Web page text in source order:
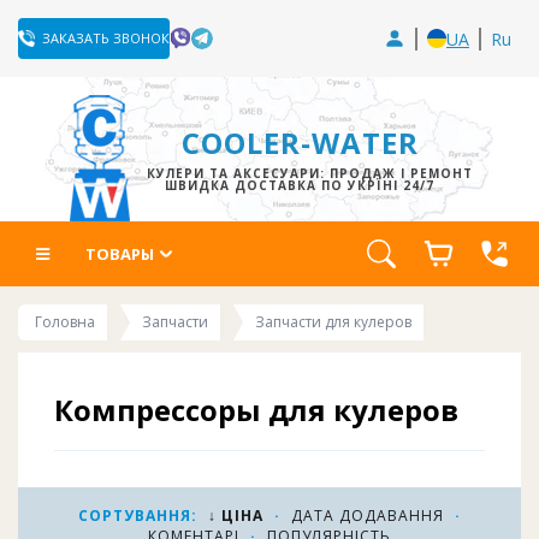
ЗАКАЗАТЬ ЗВОНОК UA Ru
COOLER-WATER
КУЛЕРИ ТА АКСЕСУАРИ: ПРОДАЖ І РЕМОНТ
ШВИДКА ДОСТАВКА ПО УКРЇНІ 24/7
ТОВАРЫ
Головна Запчасти Запчасти для кулеров
Компрессоры для кулеров
Компрессоры для кулеров воды. В наличии
большой ассортимент компрессоров для всех
СОРТУВАННЯ: ↓ ЦІНА · ДАТА ДОДАВАННЯ
·